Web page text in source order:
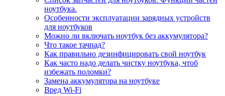
ноутбука.
Особенности эксплуатации зарядных устройств
для ноутбуков
Можно ли включать ноутбук без аккумулятора?
Что такое тачпад?
Как правильно дезинфицировать свой ноутбук
Как часто надо делать чистку ноутбука, чтоб
избежать поломки?
Замена аккумулятора на ноутбуке
Вред Wi-Fi